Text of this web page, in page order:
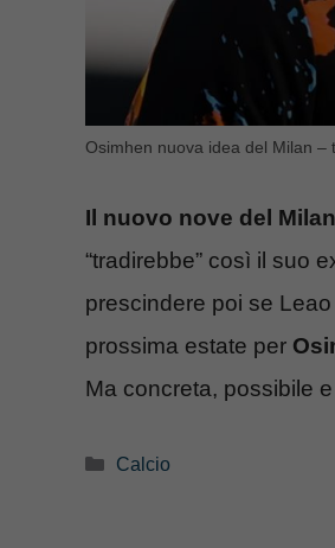
Osimhen nuova idea del Milan –
Il nuovo nove del
“tradirebbe” così il suo
prescindere poi se
prossima estate per
Ma concreta, possibile
Categorie
Calcio